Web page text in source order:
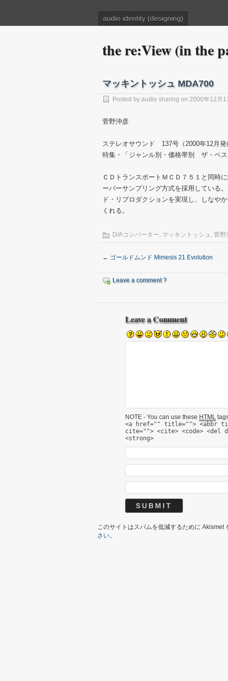
audio identity (designing)
the re:View (in the
マッキントッシュ MDA700
Posted by audio sharing on 2000年12月
菅野沖彦
ステレオサウンド 137号（2000年12月発
特集・「ジャンル別・価格帯別 ザ・ベ
ＣＤトランスポートＭＣＤ７５１と同時
ーバーサンプリング方式を採用している
ド・リプロダクションを実現し、しなや
くれる。
D/Aコンバーター, マッキントッシュ , 菅野
← ゴールドムンド Mimesis 21 Evolution
Leave a comment ?
Leave a Comment
NOTE - You can use these HTML
<a href="" title=""> <abbr
cite=""> <cite> <code> <del
<strong>
このサイトはスパムを低減するために Akismet
さい。